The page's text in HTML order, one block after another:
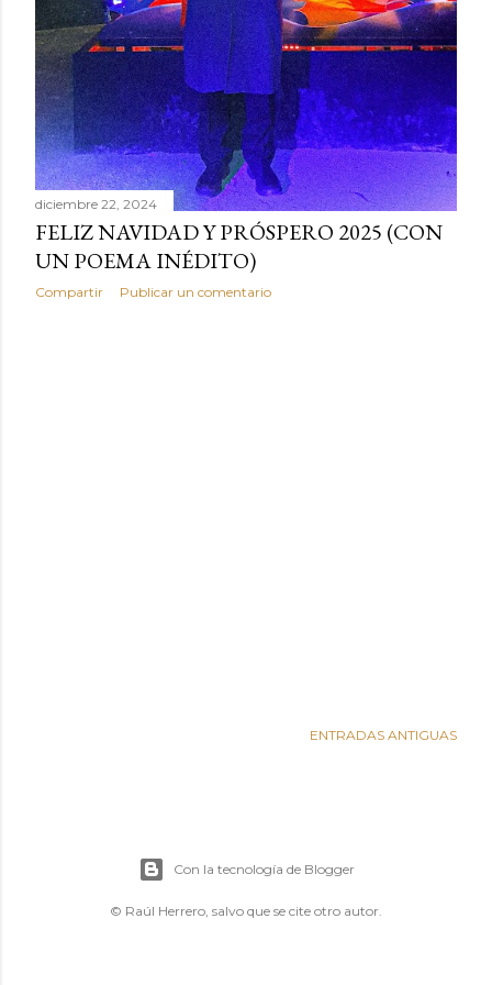
diciembre 22, 2024
FELIZ NAVIDAD Y PRÓSPERO 2025 (CON
UN POEMA INÉDITO)
Compartir Publicar un comentario
ENTRADAS ANTIGUAS
Con la tecnología de Blogger
© Raúl Herrero, salvo que se cite otro autor.